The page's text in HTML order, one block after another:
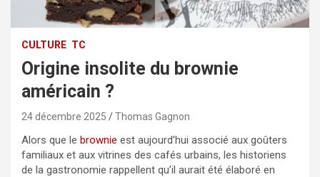
CULTURE TC
Origine insolite du brownie
américain ?
24 décembre 2025 Thomas Gagnon
Alors que le brownie est aujourd’hui associé aux goûters
familiaux et aux vitrines des cafés urbains, les historiens
de la gastronomie rappellent qu’il aurait été élaboré en